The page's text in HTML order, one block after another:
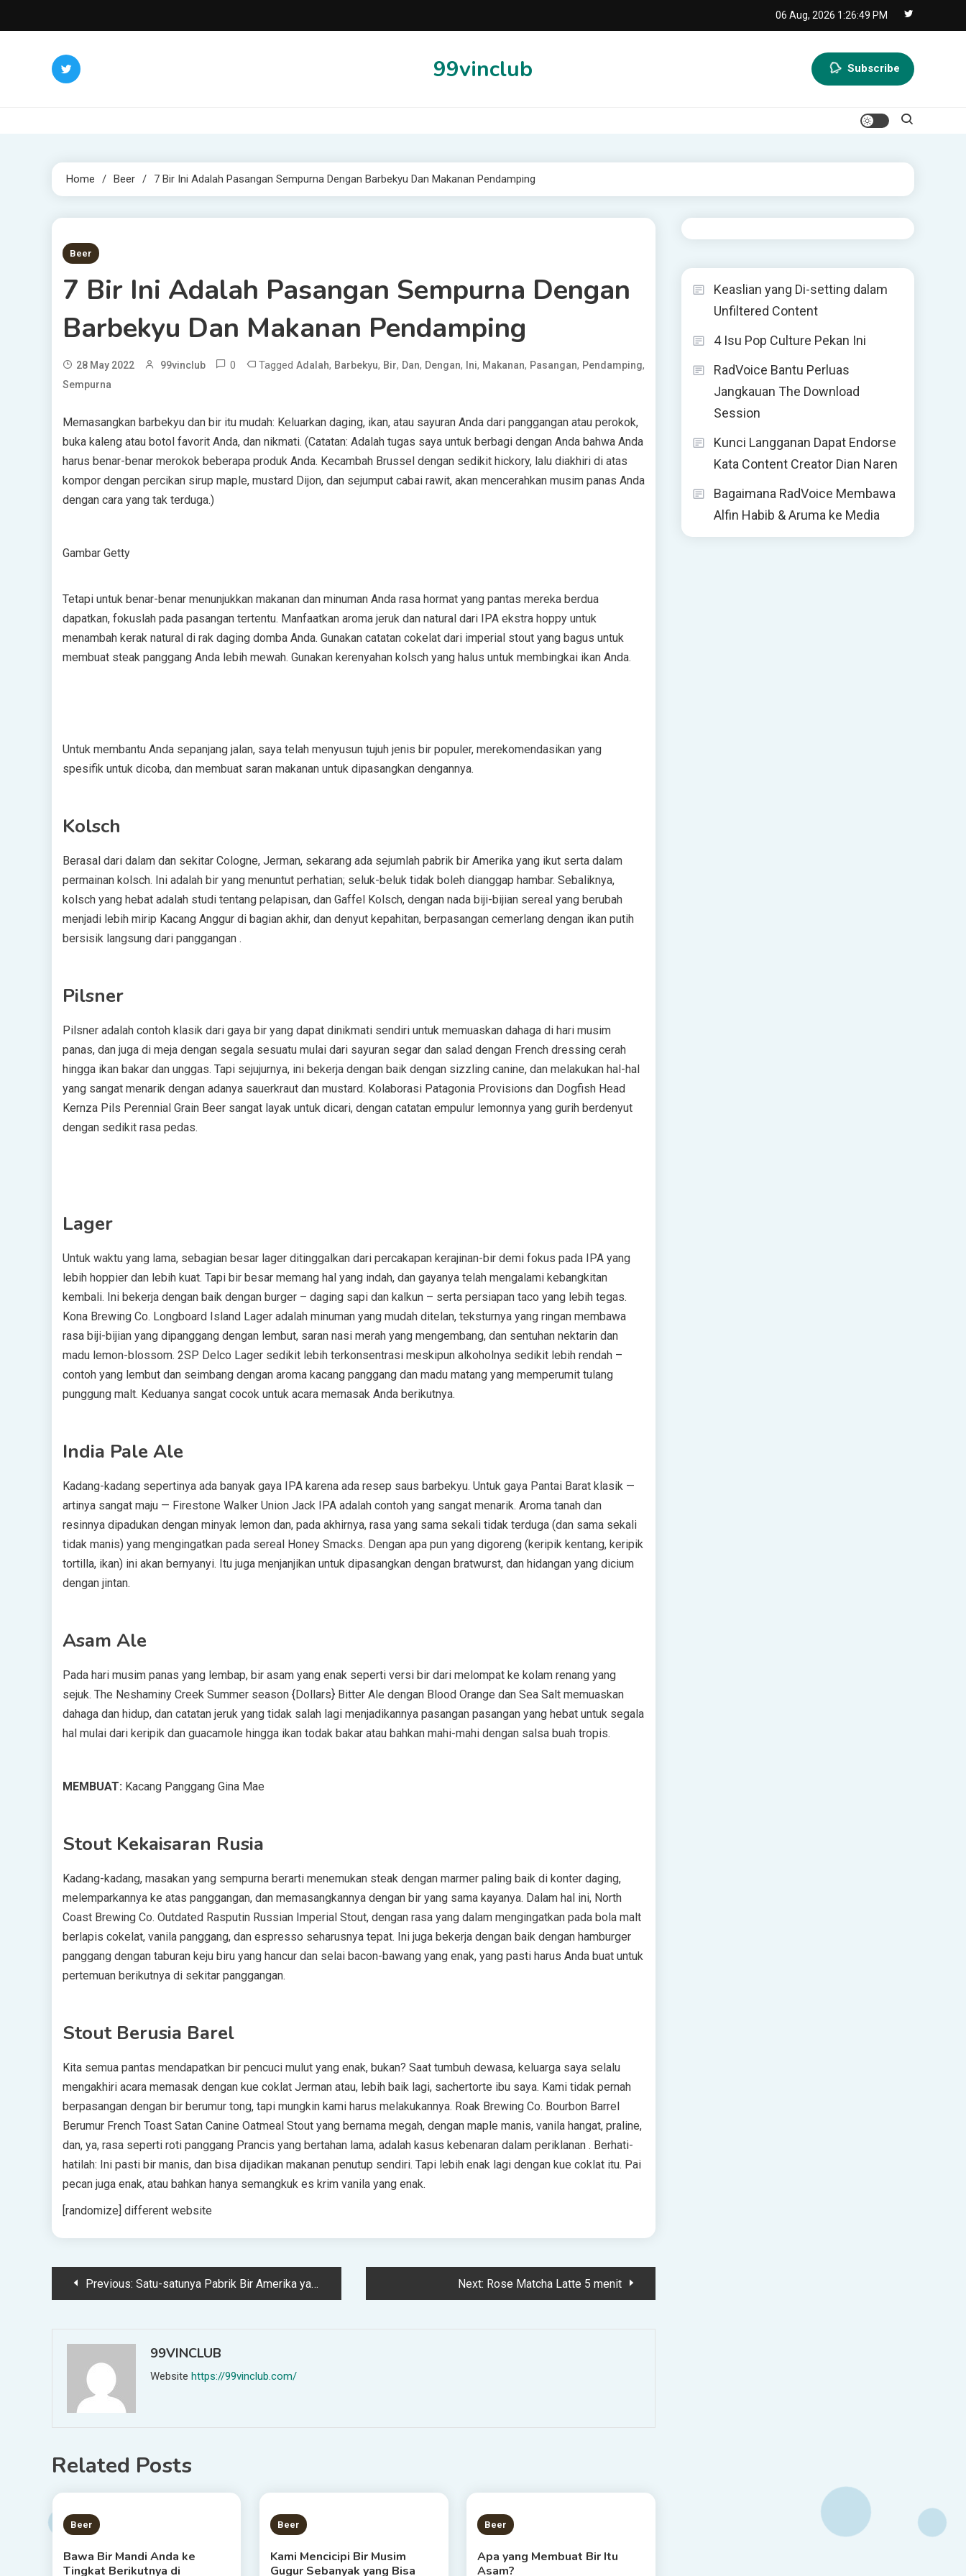
to
06 Aug, 2026 1:26:50 PM
99vinclub Subscribe
Home Beer 7 Bir Ini Adalah Pasangan Sempurna Dengan Barbekyu Dan Makanan Pendamping
5 MINS READ
Beer
7 Bir Ini Adalah Pasangan Sempurna Dengan
Barbekyu Dan Makanan Pendamping
28 May 2022 99vinclub 0 Tagged Adalah, Barbekyu, Bir, Dan, Dengan, Ini, Makanan, Pasangan, Pendamping,
Sempurna
Memasangkan barbekyu dan bir itu mudah: Keluarkan daging, ikan, atau sayuran Anda dari panggangan atau perokok,
buka kaleng atau botol favorit Anda, dan nikmati. (Catatan: Adalah tugas saya untuk berbagi dengan Anda bahwa Anda
harus benar-benar merokok beberapa produk Anda. Kecambah Brussel dengan sedikit hickory, lalu diakhiri di atas
kompor dengan percikan sirup maple, mustard Dijon, dan sejumput cabai rawit, akan mencerahkan musim panas Anda
dengan cara yang tak terduga.)
Gambar Getty
Tetapi untuk benar-benar menunjukkan makanan dan minuman Anda rasa hormat yang pantas mereka berdua
dapatkan, fokuslah pada pasangan tertentu. Manfaatkan aroma jeruk dan natural dari IPA ekstra hoppy untuk
menambah kerak natural di rak daging domba Anda. Gunakan catatan cokelat dari imperial stout yang bagus untuk
membuat steak panggang Anda lebih mewah. Gunakan kerenyahan kolsch yang halus untuk membingkai ikan Anda.
Untuk membantu Anda sepanjang jalan, saya telah menyusun tujuh jenis bir populer, merekomendasikan yang
spesifik untuk dicoba, dan membuat saran makanan untuk dipasangkan dengannya.
Kolsch
Berasal dari dalam dan sekitar Cologne, Jerman, sekarang ada sejumlah pabrik bir Amerika yang ikut serta dalam
permainan kolsch. Ini adalah bir yang menuntut perhatian; seluk-beluk tidak boleh dianggap hambar. Sebaliknya,
kolsch yang hebat adalah studi tentang pelapisan, dan Gaffel Kolsch, dengan nada biji-bijian sereal yang berubah
menjadi lebih mirip Kacang Anggur di bagian akhir, dan denyut kepahitan, berpasangan cemerlang dengan ikan putih
bersisik langsung dari panggangan .
Pilsner
Pilsner adalah contoh klasik dari gaya bir yang dapat dinikmati sendiri untuk memuaskan dahaga di hari musim
panas, dan juga di meja dengan segala sesuatu mulai dari sayuran segar dan salad dengan French dressing cerah
hingga ikan bakar dan unggas. Tapi sejujurnya, ini bekerja dengan baik dengan sizzling canine, dan melakukan hal-hal
yang sangat menarik dengan adanya sauerkraut dan mustard. Kolaborasi Patagonia Provisions dan Dogfish Head
Kernza Pils Perennial Grain Beer sangat layak untuk dicari, dengan catatan empulur lemonnya yang gurih berdenyut
dengan sedikit rasa pedas.
Lager
Untuk waktu yang lama, sebagian besar lager ditinggalkan dari percakapan kerajinan-bir demi fokus pada IPA yang
lebih hoppier dan lebih kuat. Tapi bir besar memang hal yang indah, dan gayanya telah mengalami kebangkitan
kembali. Ini bekerja dengan baik dengan burger – daging sapi dan kalkun – serta persiapan taco yang lebih tegas.
Kona Brewing Co. Longboard Island Lager adalah minuman yang mudah ditelan, teksturnya yang ringan membawa
rasa biji-bijian yang dipanggang dengan lembut, saran nasi merah yang mengembang, dan sentuhan nektarin dan
madu lemon-blossom. 2SP Delco Lager sedikit lebih terkonsentrasi meskipun alkoholnya sedikit lebih rendah –
contoh yang lembut dan seimbang dengan aroma kacang panggang dan madu matang yang memperumit tulang
punggung malt. Keduanya sangat cocok untuk acara memasak Anda berikutnya.
India Pale Ale
Kadang-kadang sepertinya ada banyak gaya IPA karena ada resep saus barbekyu. Untuk gaya Pantai Barat klasik —
artinya sangat maju — Firestone Walker Union Jack IPA adalah contoh yang sangat menarik. Aroma tanah dan
resinnya dipadukan dengan minyak lemon dan, pada akhirnya, rasa yang sama sekali tidak terduga (dan sama sekali
tidak manis) yang mengingatkan pada sereal Honey Smacks. Dengan apa pun yang digoreng (keripik kentang, keripik
tortilla, ikan) ini akan bernyanyi. Itu juga menjanjikan untuk dipasangkan dengan bratwurst, dan hidangan yang dicium
dengan jintan.
Asam Ale
Pada hari musim panas yang lembap, bir asam yang enak seperti versi bir dari melompat ke kolam renang yang
sejuk. The Neshaminy Creek Summer season {Dollars} Bitter Ale dengan Blood Orange dan Sea Salt memuaskan
dahaga dan hidup, dan catatan jeruk yang tidak salah lagi menjadikannya pasangan pasangan yang hebat untuk segala
hal mulai dari keripik dan guacamole hingga ikan todak bakar atau bahkan mahi-mahi dengan salsa buah tropis.
MEMBUAT: Kacang Panggang Gina Mae
Stout Kekaisaran Rusia
Kadang-kadang, masakan yang sempurna berarti menemukan steak dengan marmer paling baik di konter daging,
melemparkannya ke atas panggangan, dan memasangkannya dengan bir yang sama kayanya. Dalam hal ini, North
Coast Brewing Co. Outdated Rasputin Russian Imperial Stout, dengan rasa yang dalam mengingatkan pada bola malt
berlapis cokelat, vanila panggang, dan espresso seharusnya tepat. Ini juga bekerja dengan baik dengan hamburger
panggang dengan taburan keju biru yang hancur dan selai bacon-bawang yang enak, yang pasti harus Anda buat untuk
pertemuan berikutnya di sekitar panggangan.
Stout Berusia Barel
Kita semua pantas mendapatkan bir pencuci mulut yang enak, bukan? Saat tumbuh dewasa, keluarga saya selalu
mengakhiri acara memasak dengan kue coklat Jerman atau, lebih baik lagi, sachertorte ibu saya. Kami tidak pernah
berpasangan dengan bir berumur tong, tapi mungkin kami harus melakukannya. Roak Brewing Co. Bourbon Barrel
Berumur French Toast Satan Canine Oatmeal Stout yang bernama megah, dengan maple manis, vanila hangat, praline,
dan, ya, rasa seperti roti panggang Prancis yang bertahan lama, adalah kasus kebenaran dalam periklanan . Berhati-
hatilah: Ini pasti bir manis, dan bisa dijadikan makanan penutup sendiri. Tapi lebih enak lagi dengan kue coklat itu. Pai
pecan juga enak, atau bahkan hanya semangkuk es krim vanila yang enak.
[randomize] different website
PostPrevious: Satu-satunya Pabrik Bir Amerika yang Dijalankan Oleh Biksu Trappist Sedang Ditutup Next: Rose Matcha Latte 5 menit
99VINCLUB
Website https://99vinclub.com/
Related Posts
1 MIN READ
Beer
Bawa Bir Mandi Anda ke
Tingkat Berikutnya di
4 MINS READ
Beer
Kami Mencicipi Bir Musim
Gugur Sebanyak yang Bisa
6 MINS READ
Beer
Apa yang Membuat Bir Itu
Asam?
Keaslian yang Di-setting dalam
Unfiltered Content
4 Isu Pop Culture Pekan Ini
RadVoice Bantu Perluas
Jangkauan The Download
Session
Kunci Langganan Dapat Endorse
Kata Content Creator Dian Naren
Bagaimana RadVoice Membawa
Alfin Habib & Aruma ke Media